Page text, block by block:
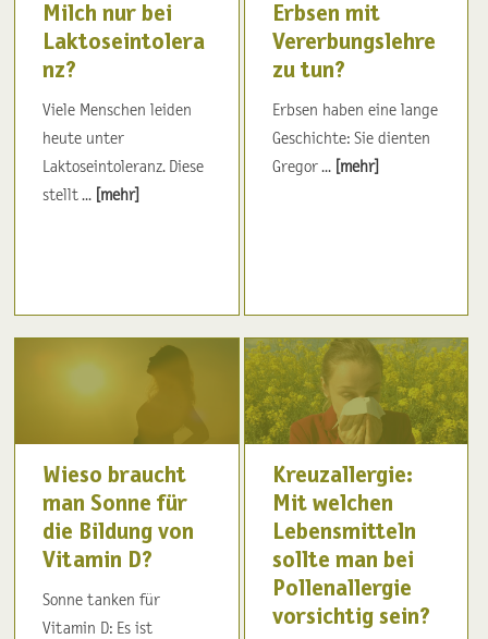
Milch nur bei
Laktoseintolera
nz?
Viele Menschen leiden
heute unter
Laktoseintoleranz. Diese
stellt ... [mehr]
Erbsen mit
Vererbungslehre
zu tun?
Erbsen haben eine lange
Geschichte: Sie dienten
Gregor ... [mehr]
Wieso braucht
man Sonne für
die Bildung von
Vitamin D?
Sonne tanken für
Vitamin D: Es ist
Kreuzallergie:
Mit welchen
Lebensmitteln
sollte man bei
Pollenallergie
vorsichtig sein?